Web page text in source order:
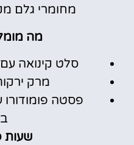
מחומרי גלם
מה
סלט קינואה
מרק
פסטה פומודורו
שעות